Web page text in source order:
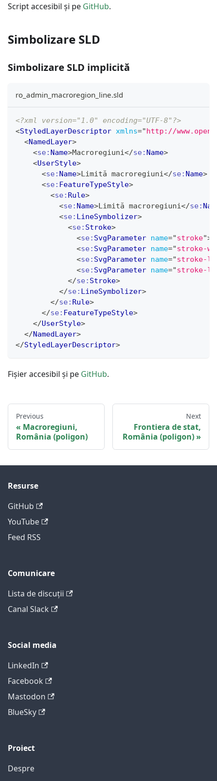
Script accesibil și pe GitHub.
Simbolizare SLD
Simbolizare SLD implicită
ro_admin_macroregion_line.sld
<?xml version="1.0" encoding="UTF-8"?>
<StyledLayerDescriptor xmlns="http://
<NamedLayer>
<se: Name>Macroregiuni</se: Name>
<UserStyle>
<se: Name>Limită macroregiuni</se: Name>
<se: FeatureTypeStyle>
<se: Rule>
<se: Name>Limită macroregiuni</se:
<se: LineSymbolizer>
<se: Stroke>
<se: SvgParameter name="stroke">
<se: SvgParameter name="stroke-
<se: SvgParameter name="stroke-
<se: SvgParameter name="stroke-
</se: Stroke>
</se: LineSymbolizer>
</se: Rule>
</se: FeatureTypeStyle>
</UserStyle>
</NamedLayer>
</StyledLayerDescriptor>
Fișier accesibil și pe GitHub.
Previous
Macroregiuni,
România (poligon)
Next
Frontiera de stat,
România (poligon)
Resurse
GitHub
YouTube
Feed RSS
Comunicare
Lista de discuții
Canal Slack
Social media
LinkedIn
Facebook
Mastodon
BlueSky
Proiect
Despre